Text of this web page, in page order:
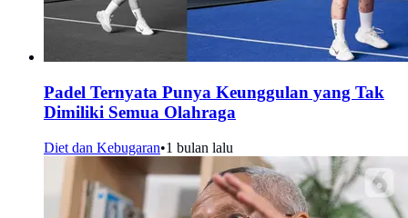
Padel Ternyata Punya Keunggulan yang Tak
Dimiliki Semua Olahraga
Diet dan Kebugaran•1 bulan lalu